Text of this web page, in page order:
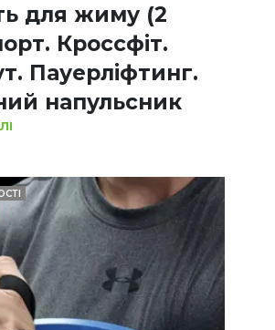
для жиму (2
Кроссфіт.
Пауерліфтинг.
напульсник